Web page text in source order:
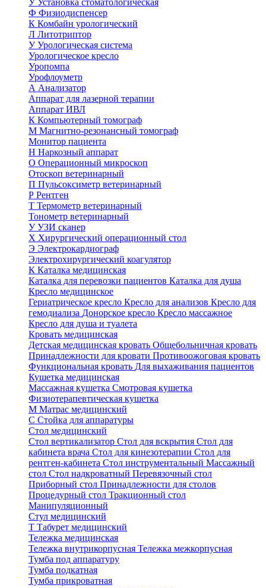
УУстановка стоматологическая
Ф Физиодиспенсер
К Комбайн урологический
Л Литотриптор
УУрологическая система
Урологическое кресло
Уропомпа
Урофлоуметр
А Анализатор
Аппарат для лазерной терапии
Аппарат ИВЛ
К Компьютерный томограф
М Магнитно-резонансный томограф
Монитор пациента
Н Наркозный аппарат
О Операционный микроскоп
Отоскоп ветеринарный
П Пульсоксиметр ветеринарный
Р Рентген
Т Термометр ветеринарный
Тонометр ветеринарный
УУЗИ сканер
Х Хирургический операционный стол
Э Электрокардиограф
Электрохирургический коагулятор
К Каталка медицинская
Каталка для перевозки пациентов Каталка для душа
Кресло медицинское
Гериатрическое кресло Кресло для анализов Кресло для
гемодиализа Донорское кресло Кресло массажное
Кресло для душа и туалета
Кровать медицинская
Детская медицинская кровать Общебольничная кровать
Принадлежности для кровати Противоожоговая кровать
Функциональная кровать Для выхаживания пациентов
Кушетка медицинская
Массажная кушетка Смотровая кушетка
Физиотерапевтическая кушетка
М Матрас медицинский
С Стойка для аппаратуры
Стол медицинский
Стол вертикализатор Стол для вскрытия Стол для
кабинета врача Стол для кинезотерапии Стол для
рентген-кабинета Стол инструментальный Массажный
стол Стол надкроватный Перевязочный стол
Приборный стол Принадлежности для столов
Процедурный стол Тракционный стол
Манипуляционный
Стул медицинский
Т Табурет медицинский
Тележка медицинская
Тележка внутрикорпусная Тележка межкорпусная
Тумба под аппаратуру
Тумба подкатная
Тумба прикроватная